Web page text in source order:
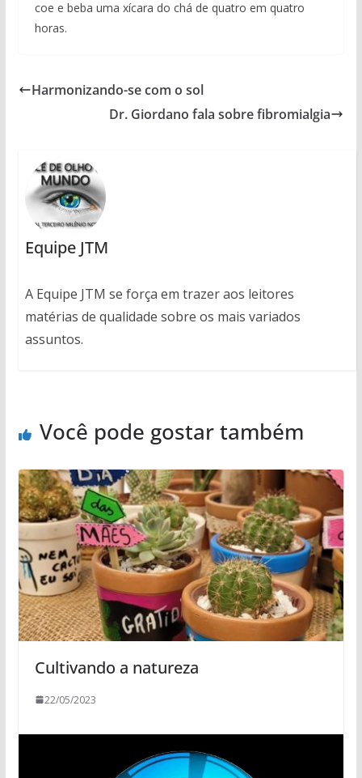
coe e beba uma xícara do chá de quatro em quatro
horas.
Harmonizando-se com o sol
Dr. Giordano fala sobre fibromialgia
Equipe JTM
A Equipe JTM se força em trazer aos leitores
matérias de qualidade sobre os mais variados
assuntos.
Você pode gostar também
Cultivando a natureza
22/05/2023